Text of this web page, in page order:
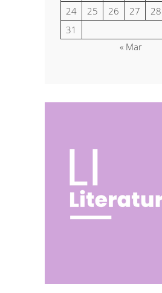
24
25 26 27 28
31
« Mar